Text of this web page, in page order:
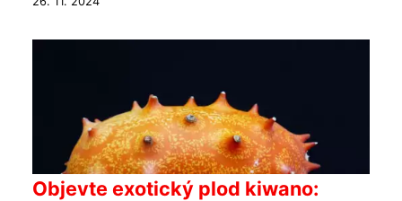
Objevte exotický plod kiwano: